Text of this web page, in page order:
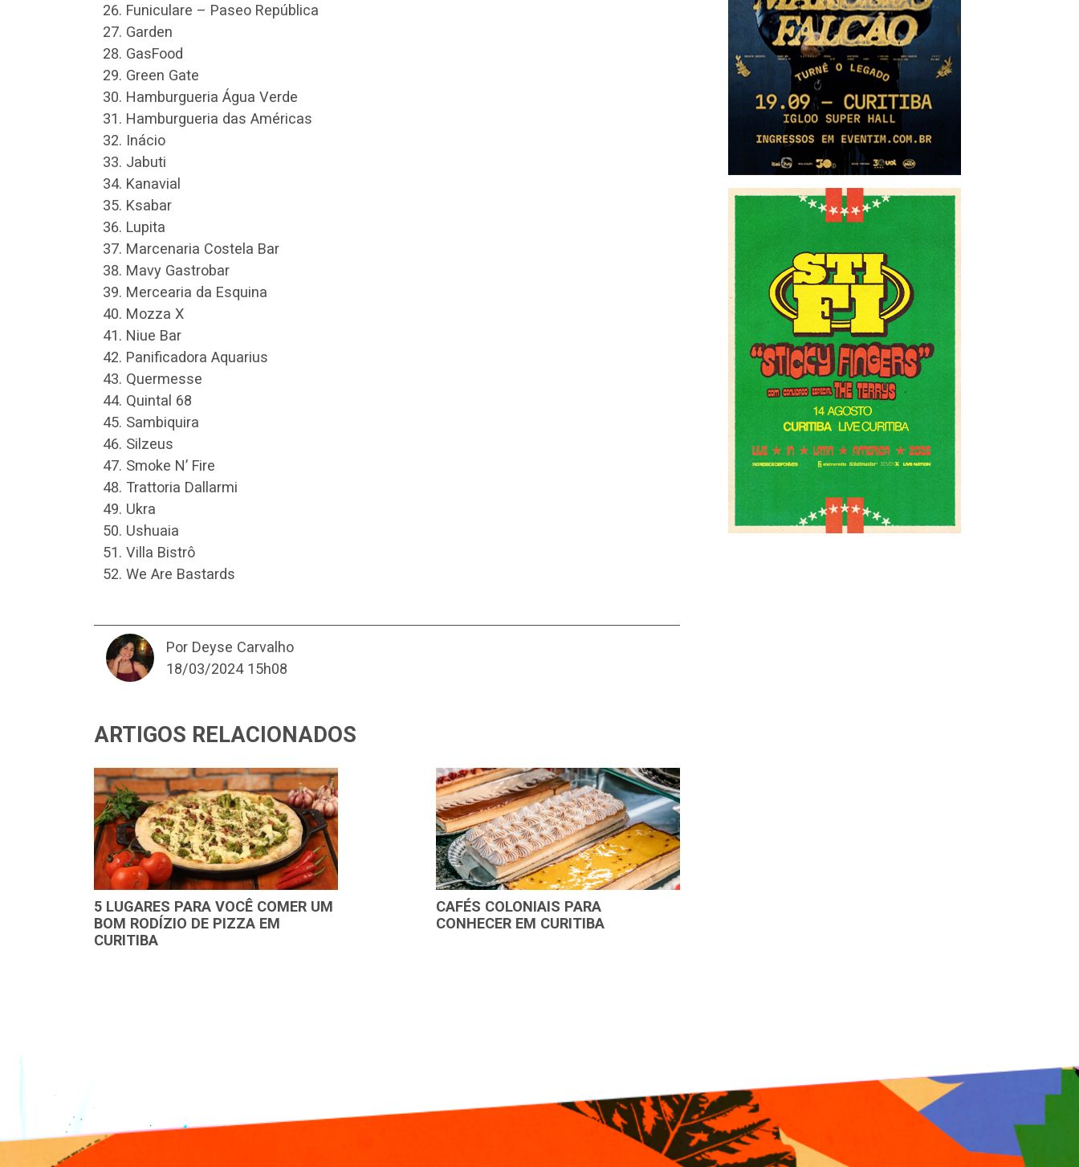
Funiculare – Paseo República
Garden
GasFood
Green Gate
Hamburgueria Água Verde
Hamburgueria das Américas
Inácio
Jabuti
Kanavial
Ksabar
Lupita
Marcenaria Costela Bar
Mavy Gastrobar
Mercearia da Esquina
Mozza X
Niue Bar
Panificadora Aquarius
Quermesse
Quintal 68
Sambiquira
Silzeus
Smoke N’ Fire
Trattoria Dallarmi
Ukra
Ushuaia
Villa Bistrô
We Are Bastards
Por Deyse Carvalho
18/03/2024 15h08
ARTIGOS RELACIONADOS
5 LUGARES PARA VOCÊ COMER UM
BOM RODÍZIO DE PIZZA EM
CURITIBA
CAFÉS COLONIAIS PARA
CONHECER EM CURITIBA